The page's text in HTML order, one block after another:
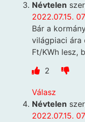
Névtelen
2022.07.15.
Bár a
világpiaci ára
Ft/KWh lesz,
2
Válasz
Névtelen
2022.07.15.